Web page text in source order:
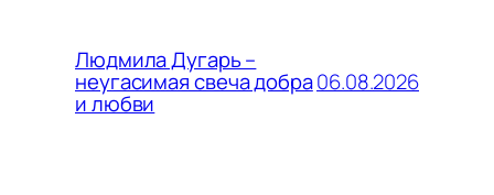
Людмила Дугарь –
неугасимая свеча добра
и любви
06.08.2026